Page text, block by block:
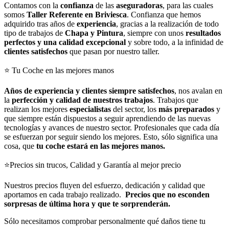
Contamos con la confianza de las aseguradoras, para las cuales
somos Taller Referente en Briviesca. Confianza que hemos
adquirido tras años de experiencia, gracias a la realización de todo
tipo de trabajos de Chapa y Pintura, siempre con unos resultados
perfectos y una calidad excepcional y sobre todo, a la infinidad de
clientes satisfechos que pasan por nuestro taller.
⭐ Tu Coche en las mejores manos
Años de experiencia y clientes siempre satisfechos, nos avalan en
la perfección y calidad de nuestros trabajos. Trabajos que
realizan los mejores especialistas del sector, los más preparados y
que siempre están dispuestos a seguir aprendiendo de las nuevas
tecnologías y avances de nuestro sector. Profesionales que cada día
se esfuerzan por seguir siendo los mejores. Esto, sólo significa una
cosa, que tu coche estará en las mejores manos.
⭐Precios sin trucos, Calidad y Garantía al mejor precio
Nuestros precios fluyen del esfuerzo, dedicación y calidad que
aportamos en cada trabajo realizado. Precios que no esconden
sorpresas de última hora y que te sorprenderán.
Sólo necesitamos comprobar personalmente qué daños tiene tu